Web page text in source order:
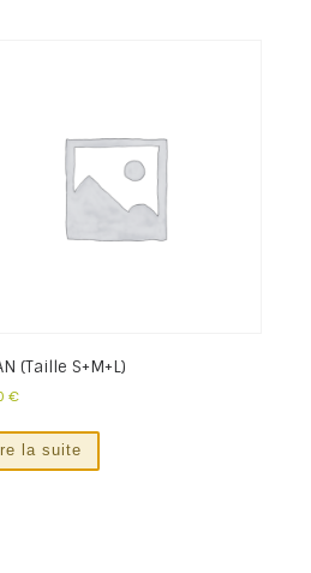
(Taille S+M+L)
€
la suite